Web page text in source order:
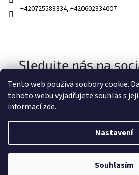
Tento web používá soubory cookie.
tohoto webu vyjadřujete souhlas s
informacízde.
Nastavení
Souhlasím
+420725588334, +420602334007
Sledujte nás na
Vytvořil
Zvířecí rodina.